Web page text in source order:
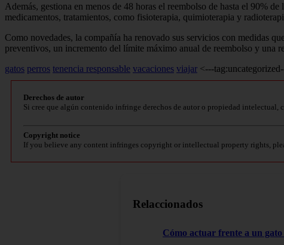
Además, gestiona en menos de 48 horas el reembolso de hasta el 90%
medicamentos, tratamientos, como fisioterapia, quimioterapia y
Como novedades, la compañía ha renovado sus servicios con medidas
preventivos, un incremento del límite máximo anual de reembolso y una
gatos perros tenencia responsable vacaciones viajar <---
Derechos de autor
Si cree que algún contenido infringe derechos de autor o propiedad intelectual,
Copyright notice
If you believe any content infringes copyright or intellectual property rights,
Relaccionados
Cómo actuar frente a un